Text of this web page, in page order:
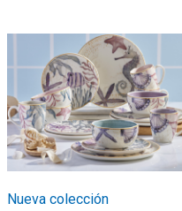
Nueva colección